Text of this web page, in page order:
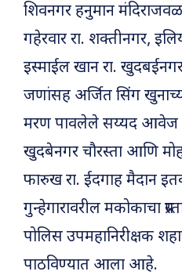
शिवनगर हनुमान
गहेरवार रा. शक्तीनगर,
इस्माईल खान रा. खुदबईनगर
जणांसह अर्जित सिंग
मरण पावलेले सय्यद आवेज
खुदबेनगर चौरस्ता आणि
फारुख रा. ईदगाह मैदान
गुन्हेगारावरील मकोकाचा
पोलिस उपमहानिरीक्षक
पाठविण्यात आला आहे.